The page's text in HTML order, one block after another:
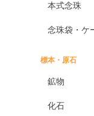
本式念珠
念珠袋・ケ
標本・原石
鉱物
化石